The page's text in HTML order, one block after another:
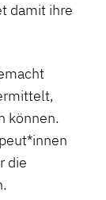
damit ihre
können.
die